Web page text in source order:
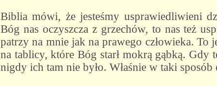
Biblia mówi, że jesteśmy usprawiedliwieni
Bóg nas oczyszcza z grzechów, to nas też
patrzy na mnie jak na prawego człowieka. To
na tablicy, które Bóg starł mokrą gąbką.
nigdy ich tam nie było. Właśnie w taki sposób